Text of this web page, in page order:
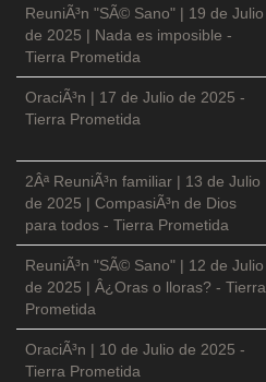
ReuniÃ³n "SÃ© Sano" | 19 de Julio
de 2025 | Nada es imposible -
Tierra Prometida
OraciÃ³n | 17 de Julio de 2025 -
Tierra Prometida
2Âª ReuniÃ³n familiar | 13 de Julio
de 2025 | CompasiÃ³n de Dios
para todos - Tierra Prometida
ReuniÃ³n "SÃ© Sano" | 12 de Julio
de 2025 | Â¿Oras o lloras? - Tierra
Prometida
OraciÃ³n | 10 de Julio de 2025 -
Tierra Prometida